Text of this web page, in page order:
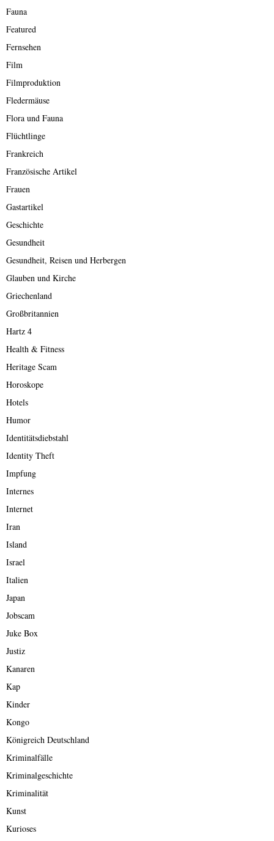
Fauna
Featured
Fernsehen
Film
Filmproduktion
Fledermäuse
Flora und Fauna
Flüchtlinge
Frankreich
Französische Artikel
Frauen
Gastartikel
Geschichte
Gesundheit
Gesundheit, Reisen und Herbergen
Glauben und Kirche
Griechenland
Großbritannien
Hartz 4
Health & Fitness
Heritage Scam
Horoskope
Hotels
Humor
Identitätsdiebstahl
Identity Theft
Impfung
Internes
Internet
Iran
Island
Israel
Italien
Japan
Jobscam
Juke Box
Justiz
Kanaren
Kap
Kinder
Kongo
Königreich Deutschland
Kriminalfälle
Kriminalgeschichte
Kriminalität
Kunst
Kurioses